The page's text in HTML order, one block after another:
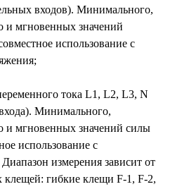
входов). Минимального,
и мгновенных значений
использование с
тока L1, L2, L3, N
Минимального,
и мгновенных значений силы
использование с
измерения зависит от
клещей: гибкие клещи F-1, F-2,